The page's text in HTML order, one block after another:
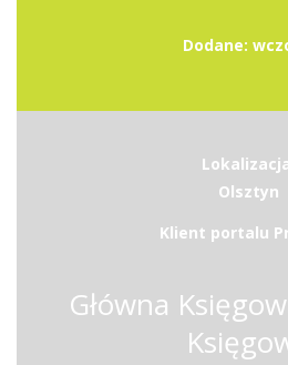
Dodane:
Olsztyn
Klient portalu
Główna